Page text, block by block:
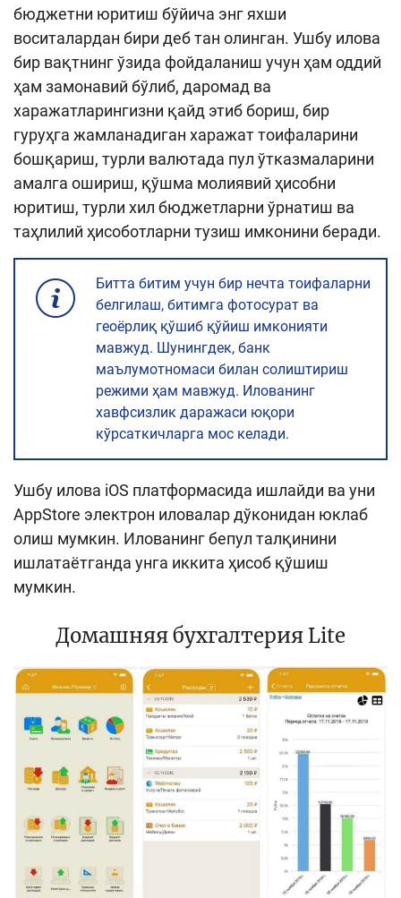
бюджетни юритиш бўйича энг яхши
воситалардан бири деб тан олинган. Ушбу илова
бир вақтнинг ўзида фойдаланиш учун ҳам оддий
ҳам замонавий бўлиб, даромад ва
харажатларингизни қайд этиб бориш, бир
гуруҳга жамланадиган харажат тоифаларини
бошқариш, турли валютада пул ўтказмаларини
амалга ошириш, қўшма молиявий ҳисобни
юритиш, турли хил бюджетларни ўрнатиш ва
таҳлилий ҳисоботларни тузиш имконини беради.
Битта битим учун бир нечта тоифаларни
белгилаш, битимга фотосурат ва
геоёрлиқ қўшиб қўйиш имконияти
мавжуд. Шунингдек, банк
маълумотномаси билан солиштириш
режими ҳам мавжуд. Илованинг
хавфсизлик даражаси юқори
кўрсаткичларга мос келади.
Ушбу илова iOS платформасида ишлайди ва уни
AppStore электрон иловалар дўконидан юклаб
олиш мумкин. Илованинг бепул талқинини
ишлатаётганда унга иккита ҳисоб қўшиш
мумкин.
Домашняя бухгалтерия Lite